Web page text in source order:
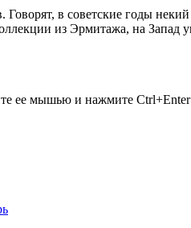
Говорят, в советские годы
из Эрмитажа, на
ее мышью и нажмите Ctrl+Enter